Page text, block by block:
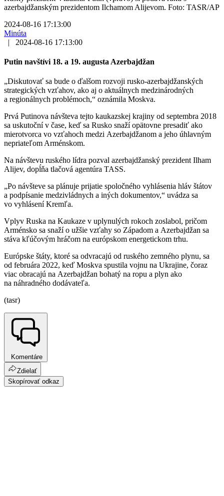
azerbajdžanským prezidentom Ilchamom Alijevom. Foto: TASR/AP
2024-08-16 17:13:00
Minúta
|
2024-08-16 17:13:00
Putin navštívi 18. a 19. augusta Azerbajdžan
„Diskutovať sa bude o ďalšom rozvoji rusko-azerbajdžanských
strategických vzťahov, ako aj o aktuálnych medzinárodných
a regionálnych problémoch,“ oznámila Moskva.
Prvá Putinova návšteva tejto kaukazskej krajiny od septembra 2018
sa uskutoční v čase, keď sa Rusko snaží opätovne presadiť ako
mierotvorca vo vzťahoch medzi Azerbajdžanom a jeho úhlavným
nepriateľom Arménskom.
Na návštevu ruského lídra pozval azerbajdžanský prezident Ilham
Alijev, dopĺňa tlačová agentúra TASS.
„Po návšteve sa plánuje prijatie spoločného vyhlásenia hláv štátov
a podpísanie medzivládnych a iných dokumentov,“ uvádza sa
vo vyhlásení Kremľa.
Vplyv Ruska na Kaukaze v uplynulých rokoch zoslabol, pričom
Arménsko sa snaží o užšie vzťahy so Západom a Azerbajdžan sa
stáva kľúčovým hráčom na európskom energetickom trhu.
Európske štáty, ktoré sa odvracajú od ruského zemného plynu, sa
od februára 2022, keď Moskva spustila vojnu na Ukrajine, čoraz
viac obracajú na Azerbajdžan bohatý na ropu a plyn ako
na náhradného dodávateľa.
(tasr)
Komentáre
Zdielať
Skopírovať odkaz